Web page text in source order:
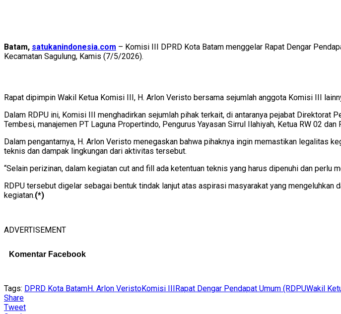
Batam, satukanindonesia.com – Komisi III DPRD Kota Batam menggelar Rapat Dengar
Kecamatan Sagulung, Kamis (7/5/2026).
Rapat dipimpin Wakil Ketua Komisi III, H. Arlon Veristo bersama sejumlah anggota Komisi III
Dalam RDPU ini, Komisi III menghadirkan sejumlah pihak terkait, di antaranya pejabat Direktorat
Tembesi, manajemen PT Laguna Propertindo, Pengurus Yayasan Sirrul Ilahiyah, Ketua RW 02
Dalam pengantarnya, H. Arlon Veristo menegaskan bahwa pihaknya ingin memastikan legalitas
teknis dan dampak lingkungan dari aktivitas tersebut.
“Selain perizinan, dalam kegiatan cut and fill ada ketentuan teknis yang harus dipenuhi dan perlu
RDPU tersebut digelar sebagai bentuk tindak lanjut atas aspirasi masyarakat yang
kegiatan.(*)
ADVERTISEMENT
Komentar Facebook
Tags: DPRD Kota BatamH. Arlon VeristoKomisi III Rapat Dengar Pendapat Umum (RDPUWakil
Share
Tweet